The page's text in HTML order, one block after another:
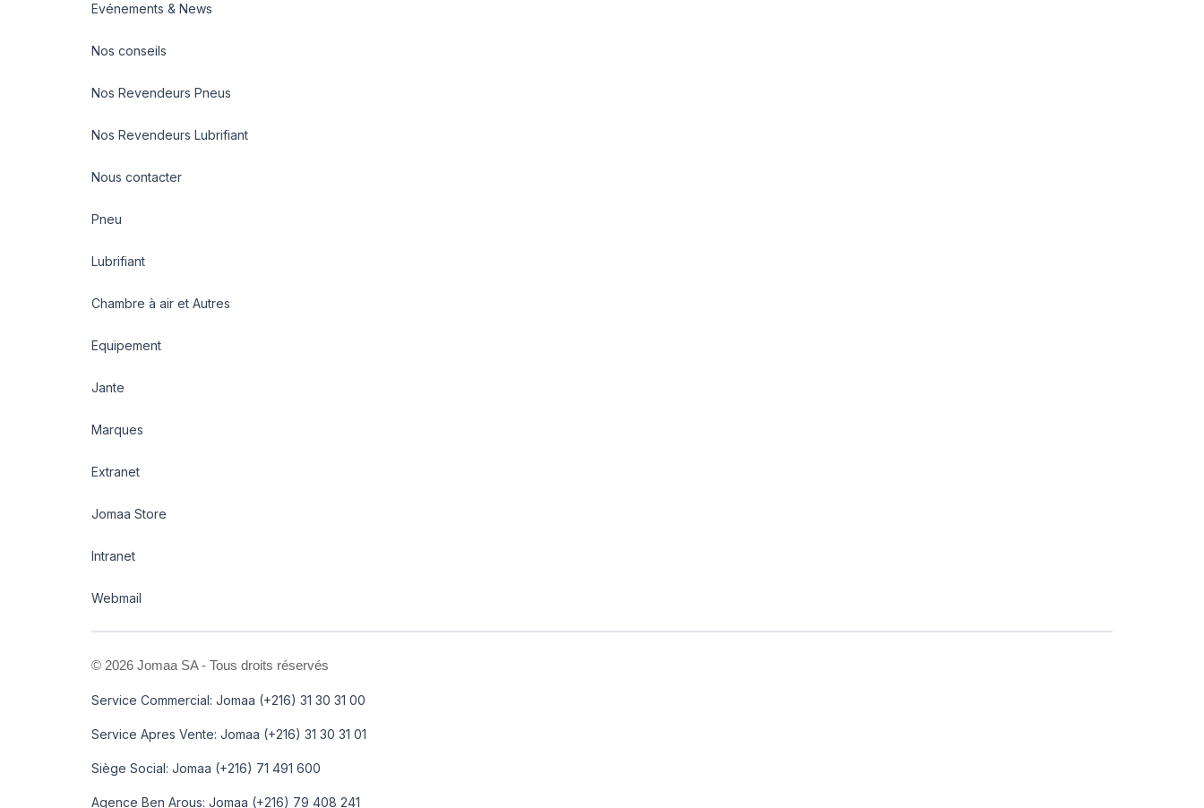
Evénements & News
Nos conseils
Nos Revendeurs Pneus
Nos Revendeurs Lubrifiant
Nous contacter
Pneu
Lubrifiant
Chambre à air et Autres
Equipement
Jante
Marques
Extranet
Jomaa Store
Intranet
Webmail
© 2026 Jomaa SA - Tous droits réservés
Service Commercial: Jomaa (+216) 31 30 31 00
Service Apres Vente: Jomaa (+216) 31 30 31 01
Siège Social: Jomaa (+216) 71 491 600
Agence Ben Arous: Jomaa (+216) 79 408 241